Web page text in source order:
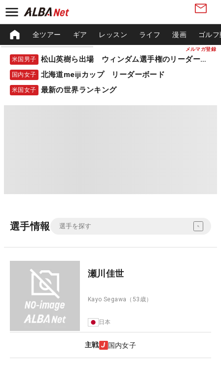
メルマガ登録
全ツアー ギア レッスン ライフ 漫画 ゴル
米国男子 松山英樹ら出場 ウィンダム選手権のリーダーボード
国内女子 北海道meijiカップ リーダーボード
米国女子 最新の世界ランキング
選手情報
瀬川佳世
Kayo Segawa （53歳）
日本
主戦 国内女子